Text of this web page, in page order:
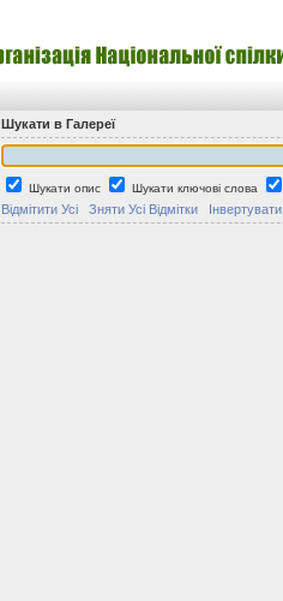
Шукати в Галереї
Шукати опис Шукати ключові слова
Відмітити Усі Зняти Усі Відмітки Інвертувати